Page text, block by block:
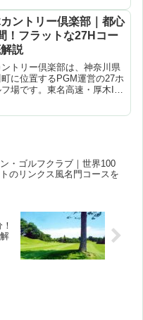
した開放感あふれる林間調
6,...
ントリー倶楽部｜都心
！フラットな27Hコー
説
トリー倶楽部は、神奈川県
に位置するPGM運営の27ホ
場です。東名高速・厚木IC
・ゴルフクラブ｜世界100
のリンクス風名門コースを